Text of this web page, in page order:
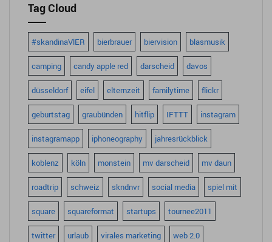
Tag Cloud
#skandinaVlER bierbrauer biervision blasmusik
camping candy apple red darscheid davos
düsseldorf eifel elternzeit familytime flickr
geburtstag graubünden hitflip IFTTT instagram
instagramapp iphoneography jahresrückblick
koblenz köln monstein mv darscheid mv daun
roadtrip schweiz skndnvr social media spiel mit
square squareformat startups tournee2011
twitter urlaub virales marketing web 2.0